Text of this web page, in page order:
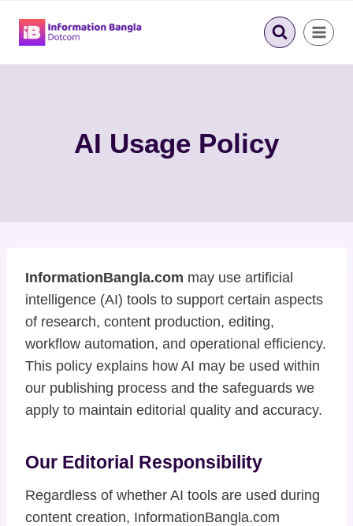
AI Usage Policy
InformationBangla.com may use artificial
intelligence (AI) tools to support certain aspects
of research, content production, editing,
workflow automation, and operational efficiency.
This policy explains how AI may be used within
our publishing process and the safeguards we
apply to maintain editorial quality and accuracy.
Our Editorial Responsibility
Regardless of whether AI tools are used during
content creation, InformationBangla.com